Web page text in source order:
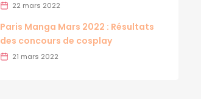
22 mars 2022
Paris Manga Mars 2022 : Résultats
des concours de cosplay
21 mars 2022